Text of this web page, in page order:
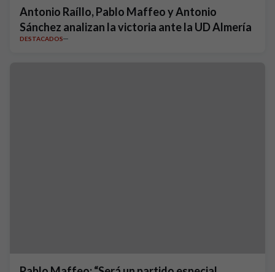
Antonio Raíllo, Pablo Maffeo y Antonio
Sánchez analizan la victoria ante la UD Almería
DESTACADOS